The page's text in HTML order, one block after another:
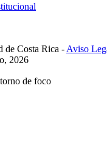
de Costa Rica - Aviso
2026
de foco